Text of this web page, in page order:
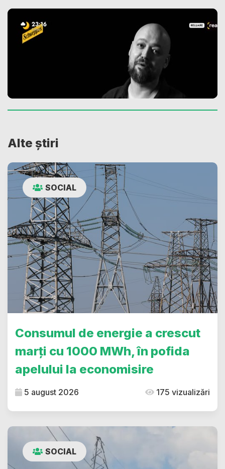
Alte știri
SOCIAL
Consumul de energie a crescut
marți cu 1000 MWh, în pofida
apelului la economisire
5 august 2026 175 vizualizări
SOCIAL